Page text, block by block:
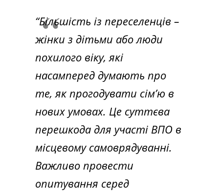
“Більшість із переселенців –
жінки з дітьми або люди
похилого віку, які
насамперед думають про
те, як прогодувати сім’ю в
нових умовах. Це суттєва
перешкода для участі ВПО в
місцевому самоврядуванні.
Важливо провести
опитування серед